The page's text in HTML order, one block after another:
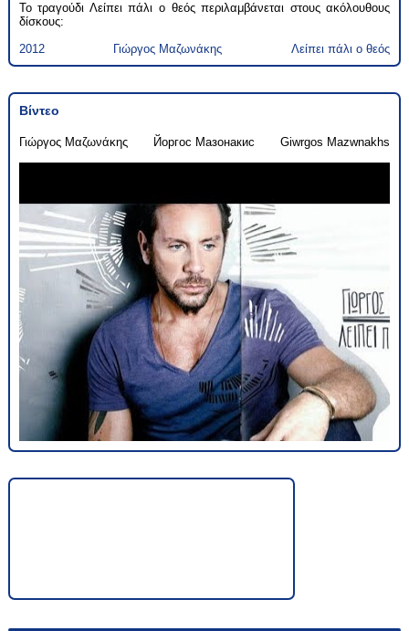
Το τραγούδι Λείπει πάλι ο θεός περιλαμβάνεται στους ακόλουθους
δίσκους:
2012
Γιώργος Μαζωνάκης Λείπει πάλι ο θεός
Βίντεο
Γιώργος Μαζωνάκης Йоргос Мазонакис Giwrgos Mazwnakhs